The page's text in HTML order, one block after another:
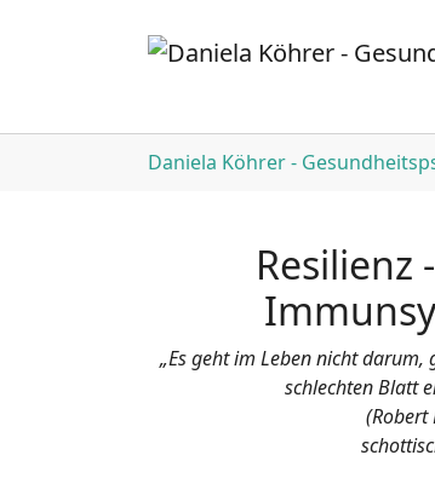
Daniela Köhrer -
Resilienz
„Es geht im Leben nicht
schlechten Blatt
(Robert